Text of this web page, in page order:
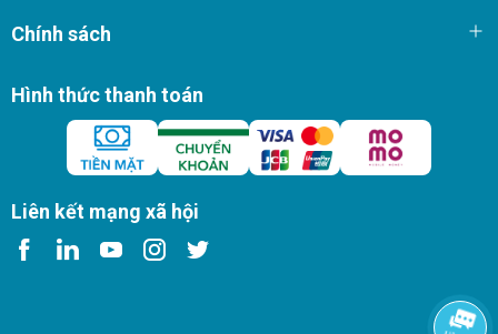
Chính sách
Hình thức thanh toán
Liên kết mạng xã hội